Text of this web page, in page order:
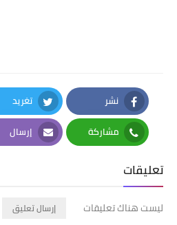
نشر
Facebook
تغريد
Twitter
مشاركة
Whatsapp
إرسال
Email
تعليقات
ليست هناك تعليقات إرسال تعليق